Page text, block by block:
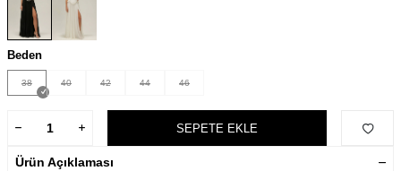
Beden
38 40 42 44 46
SEPETE EKLE
Ürün Açıklaması